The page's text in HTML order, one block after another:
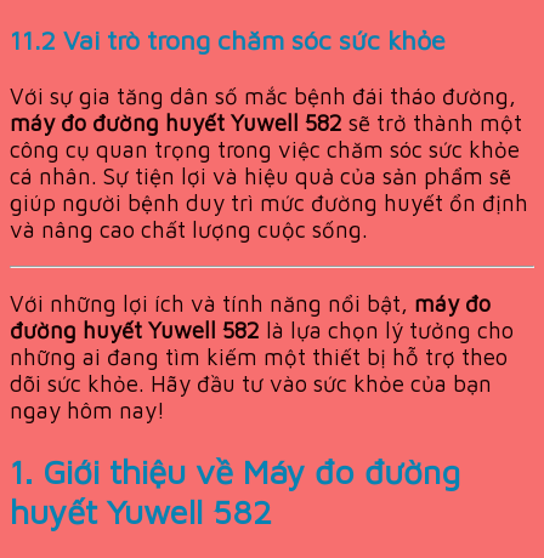
11.2 Vai trò trong chăm sóc sức khỏe
Với sự gia tăng dân số mắc bệnh đái tháo đường,
máy đo đường huyết Yuwell 582 sẽ trở thành một
công cụ quan trọng trong việc chăm sóc sức khỏe
cá nhân. Sự tiện lợi và hiệu quả của sản phẩm sẽ
giúp người bệnh duy trì mức đường huyết ổn định
và nâng cao chất lượng cuộc sống.
Với những lợi ích và tính năng nổi bật, máy đo
đường huyết Yuwell 582 là lựa chọn lý tưởng cho
những ai đang tìm kiếm một thiết bị hỗ trợ theo
dõi sức khỏe. Hãy đầu tư vào sức khỏe của bạn
ngay hôm nay!
1. Giới thiệu về Máy đo đường
huyết Yuwell 582